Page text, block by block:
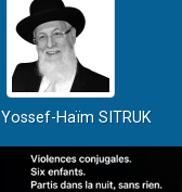
Yossef-Haïm SITRUK